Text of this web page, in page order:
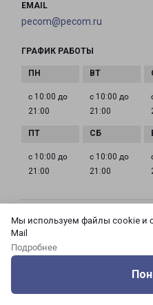
Мы используем файлы cookie и
Mail
Подробнее
EMAIL
pecom@pecom.ru
ГРАФИК РАБОТЫ
с 10:00 до
21:00
с 10:00 до
21:00
с 10:00 до
21:00
с 10:00 до
21:00
МОСКВА АЗОВСКАЯ 24
Россия, Москва город,
Азовская, дом 24, корпус 3